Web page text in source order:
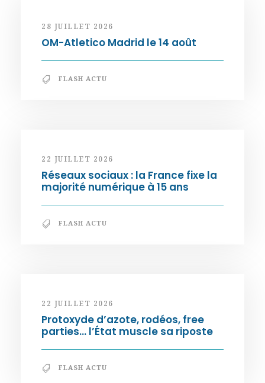
28 JUILLET 2026
OM-Atletico Madrid le 14 août
FLASH ACTU
22 JUILLET 2026
Réseaux sociaux : la France fixe la
majorité numérique à 15 ans
FLASH ACTU
22 JUILLET 2026
Protoxyde d’azote, rodéos, free
parties… l’État muscle sa riposte
FLASH ACTU